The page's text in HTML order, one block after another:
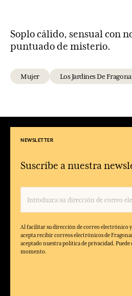
Soplo cálido, sensual con
puntuado de misterio.
Mujer Los Jardines De
NEWSLETTER
Suscríbe a nuestra
Al facilitar su dirección de correo electrónico
acepta recibir correos electrónicos de
aceptado nuestra política de privacidad. Puede
momento.